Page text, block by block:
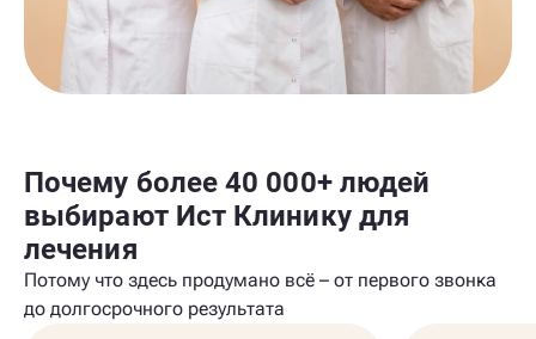
Почему более 40 000+ людей
выбирают Ист Клинику для
лечения
Потому что здесь продумано всё – от первого звонка
до долгосрочного результата